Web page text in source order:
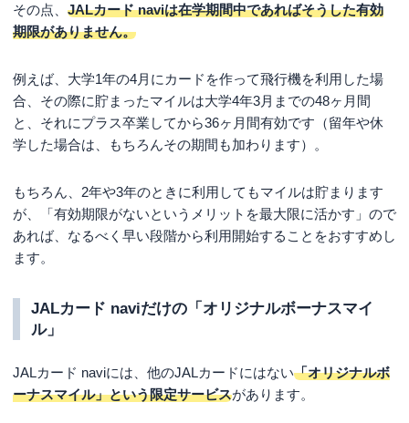
その点、 JALカード naviは在学期間中であればそうした有効
期限がありません。
例えば、大学1年の4月にカードを作って飛行機を利用した場
合、その際に貯まったマイルは大学4年3月までの48ヶ月間
と、それにプラス卒業してから36ヶ月間有効です（留年や休
学した場合は、もちろんその期間も加わります）。
もちろん、2年や3年のときに利用してもマイルは貯まります
が、「有効期限がないというメリットを最大限に活かす」ので
あれば、なるべく早い段階から利用開始することをおすすめし
ます。
JALカード naviだけの「オリジナルボーナスマイ
ル」
JALカード naviには、他のJALカードにはない「オリジナルボ
ーナスマイル」という限定サービスがあります。